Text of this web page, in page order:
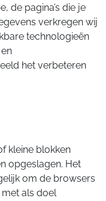
de pagina’s die je
verkregen wij
technologieën
het verbeteren
kleine blokken
opgeslagen. Het
om de browsers
als doel